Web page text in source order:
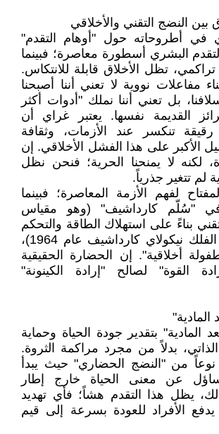
بين النضج التقني والأخلاقي
أطروحاته حول "أوهام التقدم"
البشري أسطورة معاصرة؛ فبينما
تظل الأخلاق قابلة للانتكاس.
مفاعلات نووية لا تعني أننا أصبحنا
بل تعني أننا نملك "أدوات أكثر
القديمة نفسها. يعتبر غراي أن
تنكسر عند الأزمات، وثقافة
الأكبر على هذا الفشل الأخلاقي. إن
لكنه لا يمنحنا الحرية؛ فنحن نظل
لم تتغير جذرياً.
لفهم الأزمة المعاصرة؛ فبينما
في "سُلّم كارداشيف" (وهو مقياس
بناءً على استهلاك الطاقة والتحكم
بها، اقترحه عالم الفلك نيكولاي كارداشيف عام 1964)،
أخلاقية". إن الحضارة الحقيقية
القوة" لصالح "إرادة الكينونة"
المادية"
المادية" بتقدير جودة الحياة وحماية
الذاتي، بدلاً من مجرد مراكمة الثروة.
نوعاً من "النضج الحضاري" حيث يبدأ
عن معنى الحياة خارج إطار
يظل هذا التقدم هشاً؛ فأي تهديد
الأفراد للعودة بسرعة إلى قيم